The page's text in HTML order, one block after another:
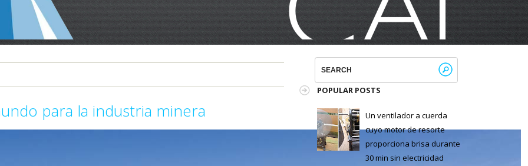
para la industria minera
POPULAR POSTS
Un ventilador a cuerda
cuyo motor de resorte
proporciona brisa durante
30 min sin electricidad